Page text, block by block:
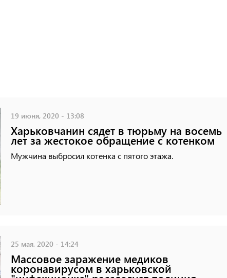
19 июня, 2020 - 13:08
Харьковчанин сядет в тюрьму на восемь
лет за жестокое обращение с котенком
Мужчина выбросил котенка с пятого этажа.
25 мая, 2020 - 14:24
Массовое заражение медиков
коронавирусом в харьковской